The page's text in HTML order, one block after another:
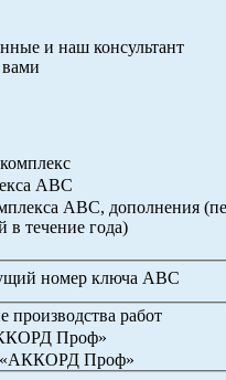
и наш консультант
вами
АВС
АВС, дополнения
течение года)
номер ключа АВС
работ
Проф»
«АККОРД Проф»